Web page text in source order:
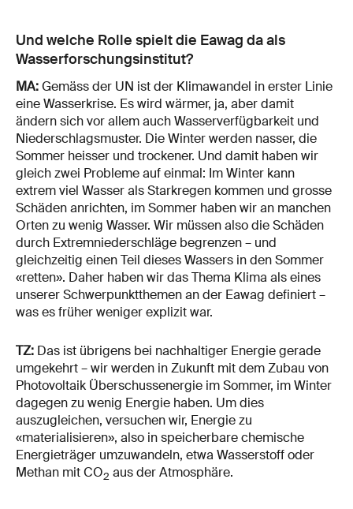
Und welche Rolle spielt die Eawag da als
Wasserforschungsinstitut?
MA:Gemäss der UN ist der Klimawandel in erster Linie
eine Wasserkrise. Es wird wärmer, ja, aber damit
ändern sich vor allem auch Wasserverfügbarkeit und
Niederschlagsmuster. Die Winter werden nasser, die
Sommer heisser und trockener. Und damit haben wir
gleich zwei Probleme auf einmal: Im Winter kann
extrem viel Wasser als Starkregen kommen und grosse
Schäden anrichten, im Sommer haben wir an manchen
Orten zu wenig Wasser. Wir müssen also die Schäden
durch Extremniederschläge begrenzen – und
gleichzeitig einen Teil dieses Wassers in den Sommer
«retten». Daher haben wir das Thema Klima als eines
unserer Schwerpunktthemen an der Eawag definiert –
was es früher weniger explizit war.
TZ: Das ist übrigens bei nachhaltiger Energie gerade
umgekehrt – wir werden in Zukunft mit dem Zubau von
Photovoltaik Überschussenergie im Sommer, im Winter
dagegen zu wenig Energie haben. Um dies
auszugleichen, versuchen wir, Energie zu
«materialisieren», also in speicherbare chemische
Energieträger umzuwandeln, etwa Wasserstoff oder
Methan mit CO2 aus der Atmosphäre.